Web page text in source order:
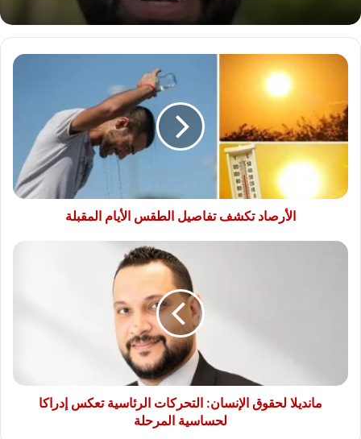
الأرصاد
الطقس
الأيام
المقبلة
الأرصاد تكشف تفاصيل الطقس الأيام المقبلة
مانديلا
المرحلة
مانديلا لحقوق الإنسان: التحركات الرئاسية تعكس إدراكا
لحساسية المرحلة